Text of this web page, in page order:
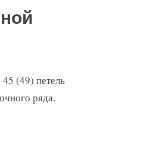
(49) петель
ряда.